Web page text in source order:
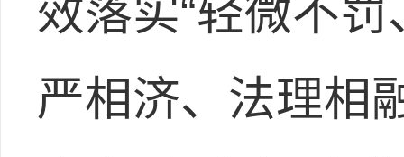
效落实“轻微不
严相济、法理相